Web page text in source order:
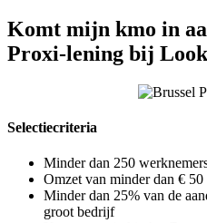
Komt mijn kmo in
Proxi-lening bij
Selectiecriteria
Minder dan 250
Omzet van minder dan €
Minder dan 25% van de
groot bedrijf